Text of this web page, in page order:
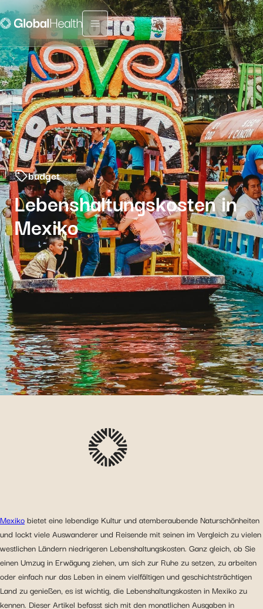
Menu fermé
budget
Lebenshaltungskosten in
Mexiko
Mexikobietet eine lebendige Kultur und atemberaubende Naturschönheiten
und lockt viele Auswanderer und Reisende mit seinen im Vergleich zu vielen
westlichen Ländern niedrigeren Lebenshaltungskosten. Ganz gleich, ob Sie
einen Umzug in Erwägung ziehen, um sich zur Ruhe zu setzen, zu arbeiten
oder einfach nur das Leben in einem vielfältigen und geschichtsträchtigen
Land zu genießen, es ist wichtig, die Lebenshaltungskosten in Mexiko zu
kennen. Dieser Artikel befasst sich mit den monatlichen Ausgaben in